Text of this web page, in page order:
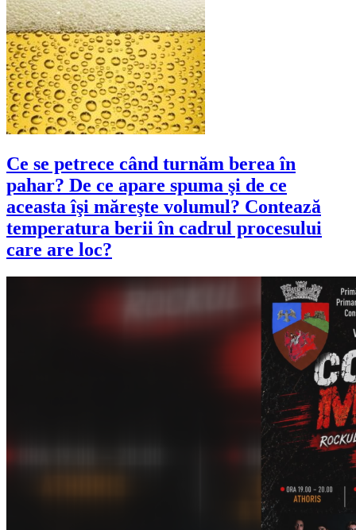
Ce se petrece când turnăm berea în
pahar? De ce apare spuma şi de ce
aceasta îşi măreşte volumul? Contează
temperatura berii în cadrul procesului
care are loc?